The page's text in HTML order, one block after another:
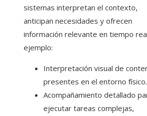
sistemas interpretan el contexto,
anticipan necesidades y ofrecen
información relevante en tiempo
ejemplo:
Interpretación visual de
presentes en el entorno físico.
Acompañamiento detallado
ejecutar tareas complejas,